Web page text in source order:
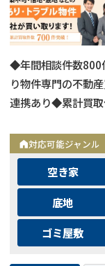
◆年間相談件数800
り物件専門の不動
連携あり◆累計買
対応可能ジャンル
空き家
底地
ゴミ屋敷